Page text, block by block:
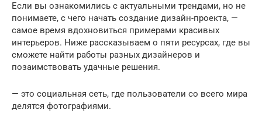
Если вы ознакомились с актуальными трендами, но не
понимаете, с чего начать создание дизайн-проекта, —
самое время вдохновиться примерами красивых
интерьеров. Ниже рассказываем о пяти ресурсах, где вы
сможете найти работы разных дизайнеров и
позаимствовать удачные решения.
— это социальная сеть, где пользователи со всего мира
делятся фотографиями.